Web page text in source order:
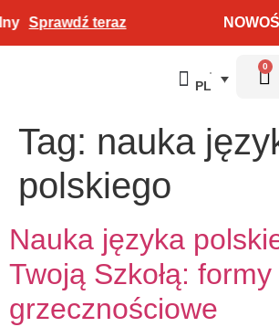
Sprawdź teraz
PL
0
Tag: nauka
polskiego
Nauka języka
Twoją Szkołą: formy
grzecznościowe